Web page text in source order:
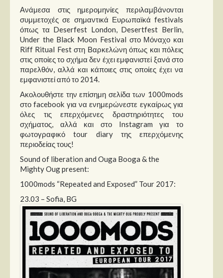
Νέα
Στήλες
Polls
Small Talk
Blog
Ανάμεσα στις ημερομηνίες περιλαμβάνονται
συμμετοχές σε σημαντικά Ευρωπαϊκά festivals
όπως τα Deserfest London, Desertfest Berlin,
Under the Black Moon Festival στο Μόναχο και
Riff Ritual Fest στη Βαρκελώνη όπως και πόλεις
στις οποίες το σχήμα δεν έχει εμφανιστεί ξανά στο
παρελθόν, αλλά και κάποιες στις οποίες έχει να
εμφανιστεί από το 2014.
Ακολουθήστε την επίσημη σελίδα των 1000mods
στο facebook για να ενημερώνεστε εγκαίρως για
όλες τις επερχόμενες δραστηριότητες του
σχήματος, αλλά και στο Instagram για το
φωτογραφικό tour diary της επερχόμενης
περιοδείας τους!
Sound of liberation and Ouga Booga & the
Mighty Oug present:
1000mods “Repeated and Exposed” Tour 2017:
23.03 – Sofia, BG